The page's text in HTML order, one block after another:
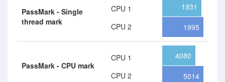
PassMark - Single
thread mark
CPU 1
CPU 2
1931
1995
PassMark - CPU mark
CPU 1
CPU 2
4080
5014